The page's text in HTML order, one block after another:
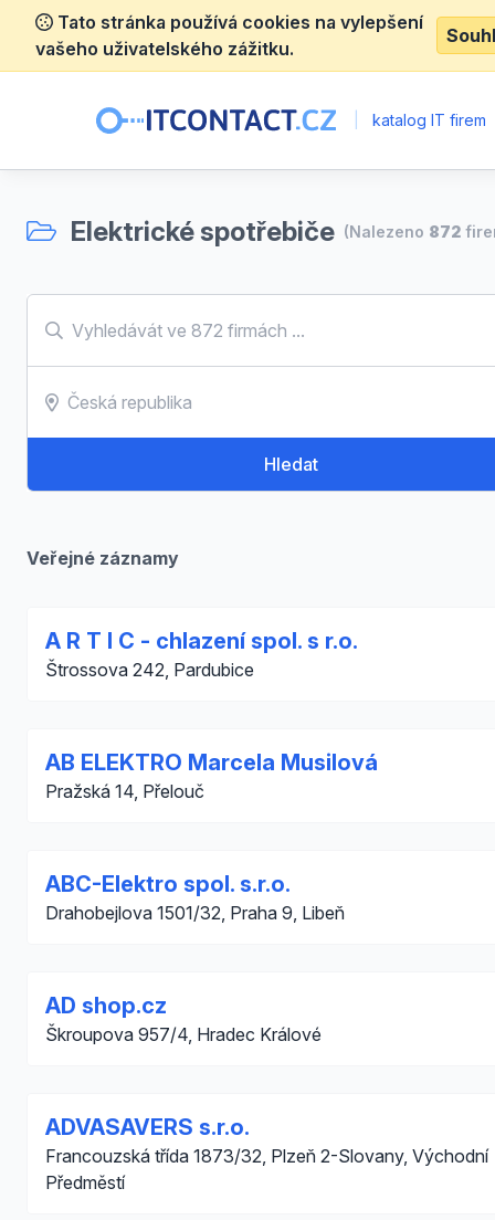
Tato stránka používá cookies na vylepšení
vašeho uživatelského zážitku.
katalog IT firem
Elektrické spotřebiče (Nalezeno 872
Hledat
Veřejné záznamy
A R T I C - chlazení spol. s r.o.
Štrossova 242, Pardubice
AB ELEKTRO Marcela Musilová
Pražská 14, Přelouč
ABC-Elektro spol. s.r.o.
Drahobejlova 1501/32, Praha 9, Libeň
AD shop.cz
Škroupova 957/4, Hradec Králové
ADVASAVERS s.r.o.
Francouzská třída 1873/32, Plzeň 2-Slovany, Východní
Předměstí